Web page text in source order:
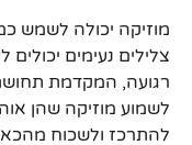
מוזיקה יכולה לשמש
צלילים נעימים
רגועה, המקדמת תחושת
לשמוע מוזיקה שהן
להתרכז ולשכוח